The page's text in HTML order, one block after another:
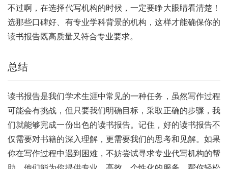
不过啊，在选择代写机构的时候，一定要睁大眼睛看清楚！
选那些口碑好、有专业学科背景的机构，这样才能确保你的
读书报告既高质量又符合专业要求。
总结
读书报告是我们学术生涯中常见的一种任务，虽然写作过程
可能会有挑战，但只要我们明确目标，采取正确的步骤，我
们就能够完成一份出色的读书报告。记住，好的读书报告不
仅需要对书籍的深入理解，更需要我们的思考和见解。如果
你在写作过程中遇到困难，不妨尝试寻求专业代写机构的帮